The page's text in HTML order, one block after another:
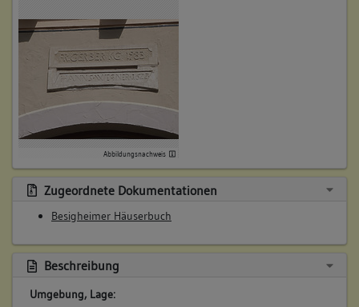
(1555 - 1569)
Bemerkung Familie:
Bemerkung Besitz:
zinst
Beschreibung:
Beruf / Amt / Titel:
Betroffene Gebäudeteile:
6. Besitzer:in:
(1569 - 1587)
Schmid, Jacob
Bemerkung Familie:
Abbildungsnachweis
Zugeordnete Dokumentationen
Besigheimer Häuserbuch
Beschreibung
Umgebung, Lage: